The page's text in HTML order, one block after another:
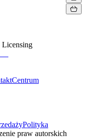
Licensing
Centrum
Polityka
praw autorskich